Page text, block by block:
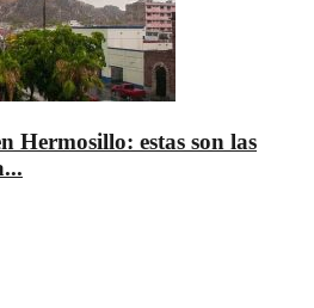
Hermosillo: estas son las